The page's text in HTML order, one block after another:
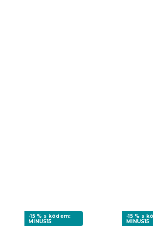
-15 % s kódem:
MINUS15
-15 % s
MINUS15